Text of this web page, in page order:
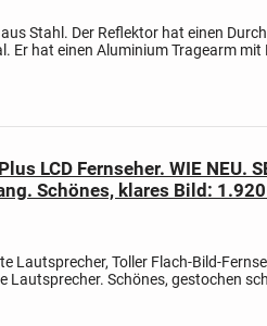
Stahl. Der Reflektor hat einen
Er hat einen Aluminium Tragearm mit
Schüssel als auch die...
LCD Fernseher. WIE NEU.
Schönes, klares Bild:
T2 Receiver + Antenne +
Lautsprecher, Toller Flach-Bild-
Lautsprecher. Schönes, gestochen
!!...